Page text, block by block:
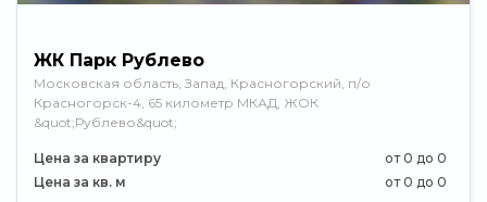
ЖК Парк Рублево
Московская область, Запад, Красногорский, п/о
Красногорск-4, 65 километр МКАД, ЖОК
&quot;Рублево&quot;
Цена за квартиру
от 0 до 0
Цена за кв. м
от 0 до 0